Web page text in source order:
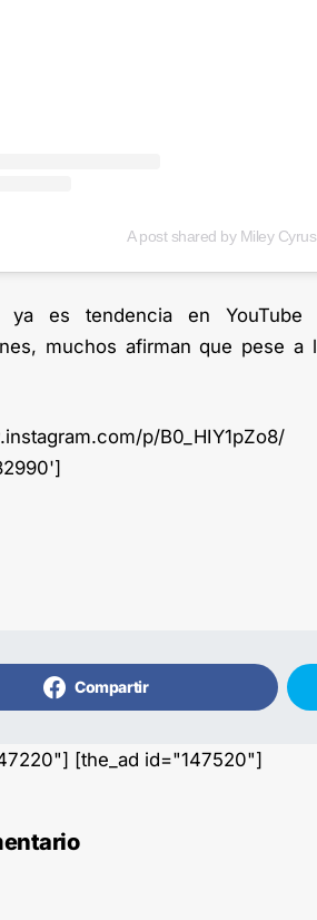
A post shared by Miley
ya es tendencia en
muchos afirman que pese
p/B0_HIY1pZo8/
Compartir
[the_ad id="147520"]